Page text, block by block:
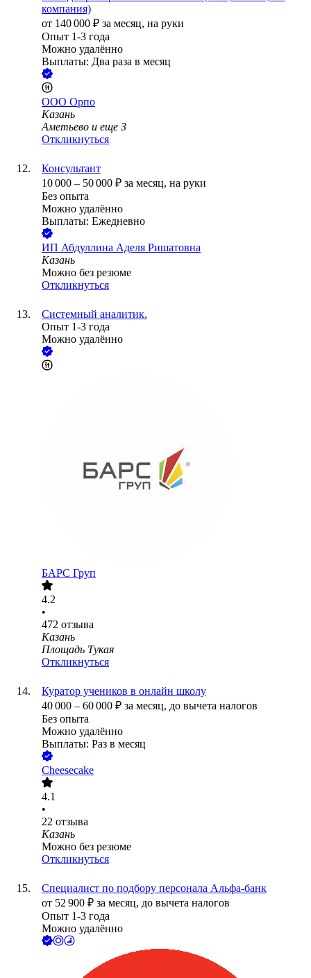
компания)
от 140 000 ₽ за месяц, на руки
Опыт 1-3 года
Можно удалённо
Выплаты: Два раза в месяц
ООО Орпо
Казань
Аметьево и еще 3
Откликнуться
Консультант
10 000 – 50 000 ₽ за месяц, на руки
Без опыта
Можно удалённо
Выплаты: Ежедневно
ИП Абдуллина Аделя Ришатовна
Казань
Можно без резюме
Откликнуться
Системный аналитик.
Опыт 1-3 года
Можно удалённо
БАРС Груп
4.2
•
472 отзыва
Казань
Площадь Тукая
Откликнуться
Куратор учеников в онлайн школу
40 000 – 60 000 ₽ за месяц, до вычета налогов
Без опыта
Можно удалённо
Выплаты: Раз в месяц
Cheesecake
4.1
•
22 отзыва
Казань
Можно без резюме
Откликнуться
Специалист по подбору персонала Альфа-банк
от 52 900 ₽ за месяц, до вычета налогов
Опыт 1-3 года
Можно удалённо